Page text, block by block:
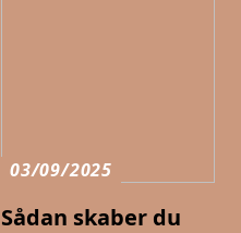
03/09/2025
Sådan skaber du